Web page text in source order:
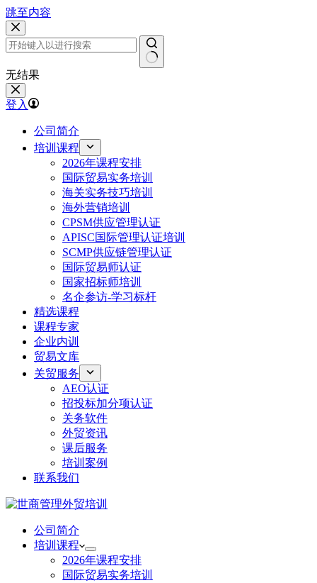
跳至内容
无结果
登入
公司简介
培训课程
2026年课程安排
国际贸易实务培训
海关实务技巧培训
海外营销培训
CPSM供应管理认证
APISC国际管理认证培训
SCMP供应链管理认证
国际贸易师认证
国家招标师培训
名企参访-学习标杆
精选课程
课程专家
企业内训
贸易文库
关贸服务
AEO认证
招投标加分项认证
关务软件
外贸资讯
课后服务
培训案例
联系我们
公司简介
培训课程
2026年课程安排
国际贸易实务培训